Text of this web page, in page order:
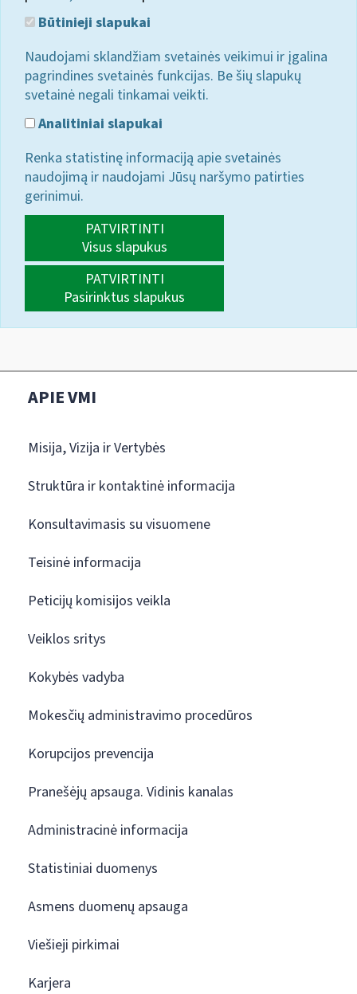
Būtinieji slapukai
Naudojami sklandžiam svetainės veikimui ir įgalina
pagrindines svetainės funkcijas. Be šių slapukų
svetainė negali tinkamai veikti.
Analitiniai slapukai
Renka statistinę informaciją apie svetainės
naudojimą ir naudojami Jūsų naršymo patirties
gerinimui.
PATVIRTINTI
Visus slapukus
PATVIRTINTI
Pasirinktus slapukus
APIE VMI
Misija, Vizija ir Vertybės
Struktūra ir kontaktinė informacija
Konsultavimasis su visuomene
Teisinė informacija
Peticijų komisijos veikla
Veiklos sritys
Kokybės vadyba
Mokesčių administravimo procedūros
Korupcijos prevencija
Pranešėjų apsauga. Vidinis kanalas
Administracinė informacija
Statistiniai duomenys
Asmens duomenų apsauga
Viešieji pirkimai
Karjera